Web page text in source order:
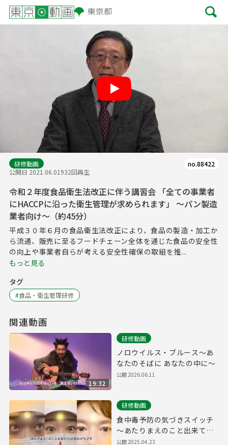
研修動画
公開日 2021.06.01932回再生
no.88422
令和２年度食品衛生法改正に伴う講習会 「全ての事業者
にHACCPに沿った衛生管理が求められます」 ～パン製造
業者向け～（約45分）
平成３０年６月の食品衛生法改正により、食品の製造・加工か
ら流通、販売に至るフードチェーン全体を通じた食品の安全性
の向上や事業者自らが考える安全性確保の取組を推...
もっと見る
タグ
#食品・衛生管理研修
関連動画
19:32
研修動画
ノロウイルス・ブルース～あ
なたのそばに あなたの中に～
公開2026.06.11
研修動画
食中毒予防の気づきスイッチ
～あたりまえのこと出来てい
ますか？～
公開2025.04.23